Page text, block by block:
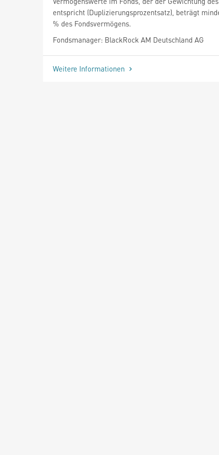
entspricht (Duplizierungsprozentsatz), beträgt
% des Fondsvermögens.
Fondsmanager: BlackRock AM Deutschland AG
Weitere Informationen